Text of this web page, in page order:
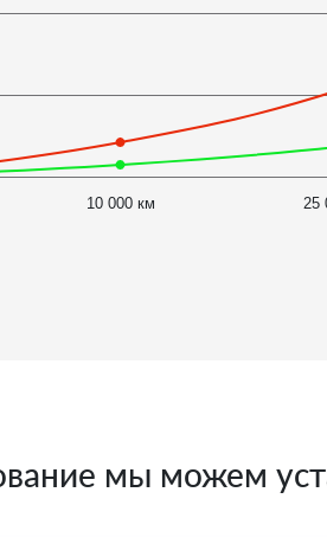
10 000 км 25
мы можем